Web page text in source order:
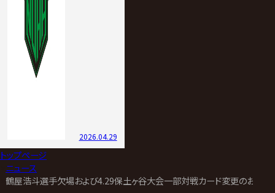
2026.04.29
トップページ
ニュース
鶴屋浩斗選手欠場および4.29保土ヶ谷大会一部対戦カード変更のお知ら